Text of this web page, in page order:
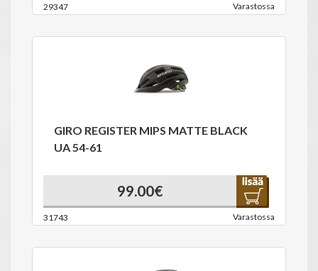
29347 Varastossa
GIRO REGISTER MIPS MATTE BLACK
UA 54-61
99.00€
31743 Varastossa